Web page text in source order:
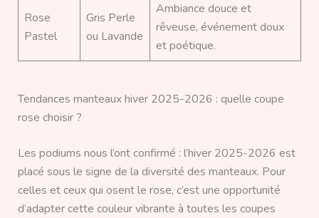
Rose
Pastel
Gris Perle
ou Lavande
Ambiance douce et
rêveuse, événement doux
et poétique.
Tendances manteaux hiver 2025-2026 : quelle coupe
rose choisir ?
Les podiums nous l’ont confirmé : l’hiver 2025-2026 est
placé sous le signe de la diversité des manteaux. Pour
celles et ceux qui osent le rose, c’est une opportunité
d’adapter cette couleur vibrante à toutes les coupes